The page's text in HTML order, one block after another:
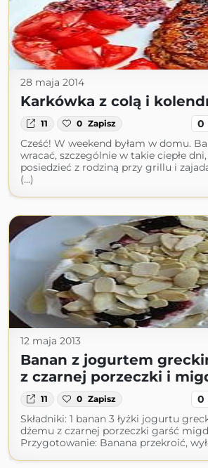
28 maja 2014
Karkówka z colą i
11 0 Zapisz 0
Cześć! W weekend byłam w domu.
wracać, szczególnie w takie ciepłe
posiedzieć z rodziną przy grillu i
(...)
12 maja 2013
Banan z jogurtem
z czarnej porzeczki i
11 0 Zapisz 0
Składniki: 1 banan 3 łyżki jogurtu
dżemu z czarnej porzeczki garść
Przygotowanie: Banana przekroić,